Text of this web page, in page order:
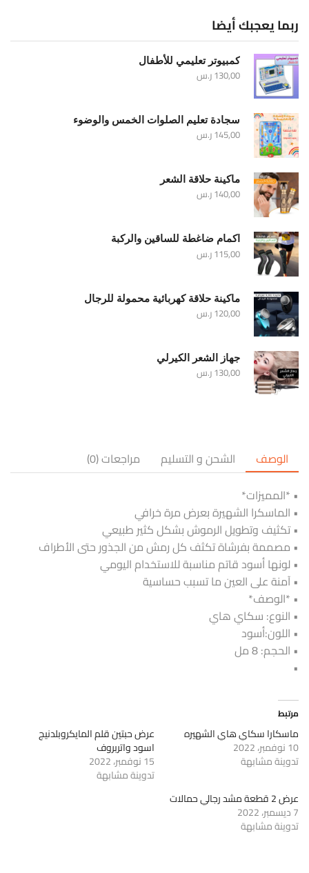
ربما يعجبك أيضا
كمبيوتر تعليمي للأطفال
130,00ر.س
سجادة تعليم الصلوات الخمس والوضوء
145,00ر.س
ماكينة حلاقة الشعر
140,00ر.س
اكمام ضاغطة للساقين والركبة
115,00ر.س
ماكينة حلاقة كهربائية محمولة للرجال
120,00ر.س
جهاز الشعر الكيرلي
130,00ر.س
الوصف الشحن و التسليم
مراجعات (0)
• *المميزات*
• الماسكرا الشهيرة بعرض مرة خرافي
• تكثيف وتطويل الرموش بشكل كثير طبيعي
• مصممة بفرشاة تكثف كل رمش من الجذور حتى الأطراف
• لونها أسود قاتم مناسبة للاستخدام اليومي
• آمنة على العين ما تسبب حساسية
• *الوصف*
• النوع: سكاي هاي
• اللون:أسود
• الحجم: 8 مل
•
مرتبط
ماسكارا سكاي هاي الشهيره
10 نوفمبر، 2022
تدوينة مشابهة
عرض حبتين قلم المايكروبلدنيج
اسود واتربروف
15 نوفمبر، 2022
تدوينة مشابهة
عرض 2 قطعة مشد رجالي حمالات
7 ديسمبر، 2022
تدوينة مشابهة